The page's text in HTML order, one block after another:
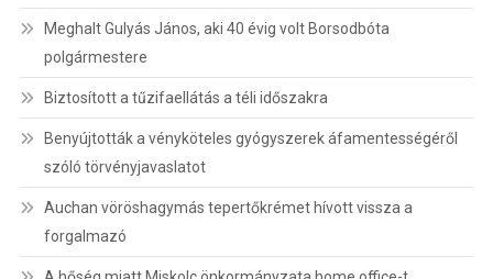
Meghalt Gulyás János, aki 40 évig volt Borsodbóta
polgármestere
Biztosított a tűzifaellátás a téli időszakra
Benyújtották a vényköteles gyógyszerek áfamentességéről
szóló törvényjavaslatot
Auchan vöröshagymás tepertőkrémet hívott vissza a
forgalmazó